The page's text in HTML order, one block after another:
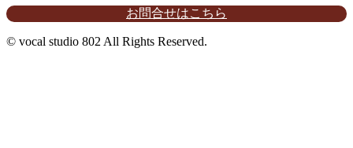
お問合せはこちら
© vocal studio 802 All Rights Reserved.